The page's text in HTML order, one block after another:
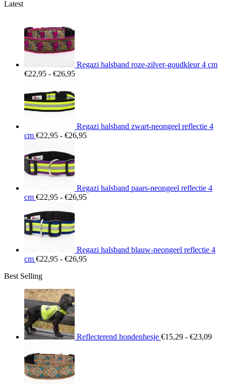
Latest
Regazi halsband roze-zilver-goudkleur 4 cm
€22,95 - €26,95Prijsklasse:
Regazi halsband zwart-neongeel reflectie 4
cm €22,95 - €26,95Prijsklasse:
Regazi halsband paars-neongeel reflectie 4
cm €22,95 - €26,95Prijsklasse:
Regazi halsband blauw-neongeel reflectie 4
cm €22,95 - €26,95Prijsklasse:
Best Selling
Reflecterend hondenhesje €15,29 - €23,09